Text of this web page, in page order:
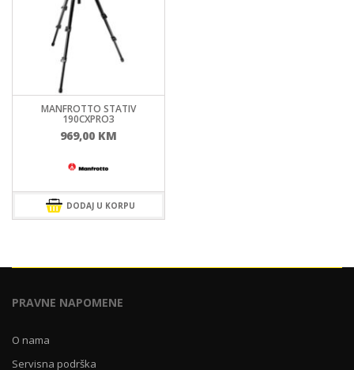
MANFROTTO STATIV
190CXPRO3
969,00 KM
DODAJ U KORPU
PRAVNE NAPOMENE
O nama
Servisna podrška